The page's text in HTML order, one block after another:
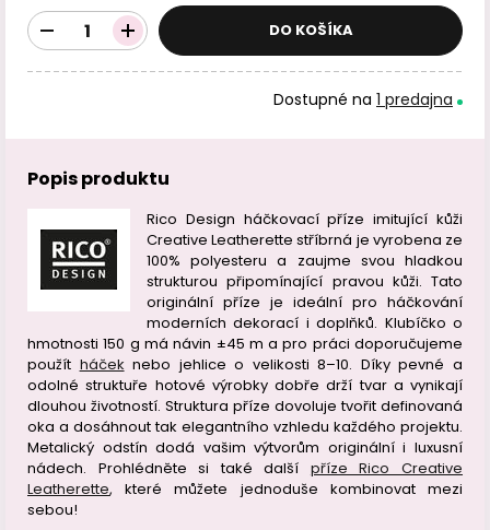
DO KOŠÍKA
Dostupné na 1 predajna
Popis produktu
Rico Design háčkovací příze imitující kůži
Creative Leatherette stříbrná je vyrobena ze
100% polyesteru a zaujme svou hladkou
strukturou připomínající pravou kůži. Tato
originální příze je ideální pro háčkování
moderních dekorací i doplňků. Klubíčko o
hmotnosti 150 g má návin ±45 m a pro práci doporučujeme
použít háček nebo jehlice o velikosti 8–10. Díky pevné a
odolné struktuře hotové výrobky dobře drží tvar a vynikají
dlouhou životností. Struktura příze dovoluje tvořit definovaná
oka a dosáhnout tak elegantního vzhledu každého projektu.
Metalický odstín dodá vašim výtvorům originální i luxusní
nádech. Prohlédněte si také další příze Rico Creative
Leatherette, které můžete jednoduše kombinovat mezi
sebou!